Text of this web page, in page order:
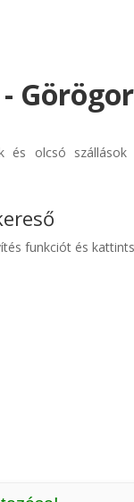
és olcsó
funkciót és